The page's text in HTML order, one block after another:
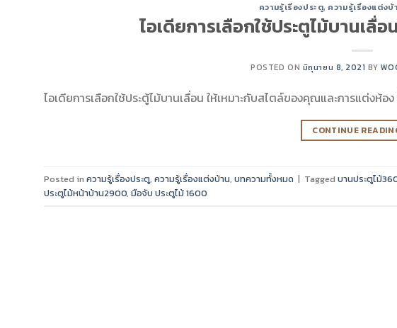
ความรู้เรื่องประตู, ความรู้เรื่องแต่งบ้
ไอเดียการเลือกใช้ประตูไม้บานเลื่
POSTED ON มิถุนายน 8, 2021 BY
ไอเดียการเลือกใช้ประตู้ไม้บานเลื่อน ให้เหมาะกับสไตล์ของคุณและการแต่งห้
CONTINUE
Posted in ความรู้เรื่องประตู, ความรู้เรื่องแต่งบ้าน, บทความทั้งหมด | Tagged บานประตูไม้
ประตูไม้หน้าบ้าน2900, มือจับ ประตูไม้ 1600